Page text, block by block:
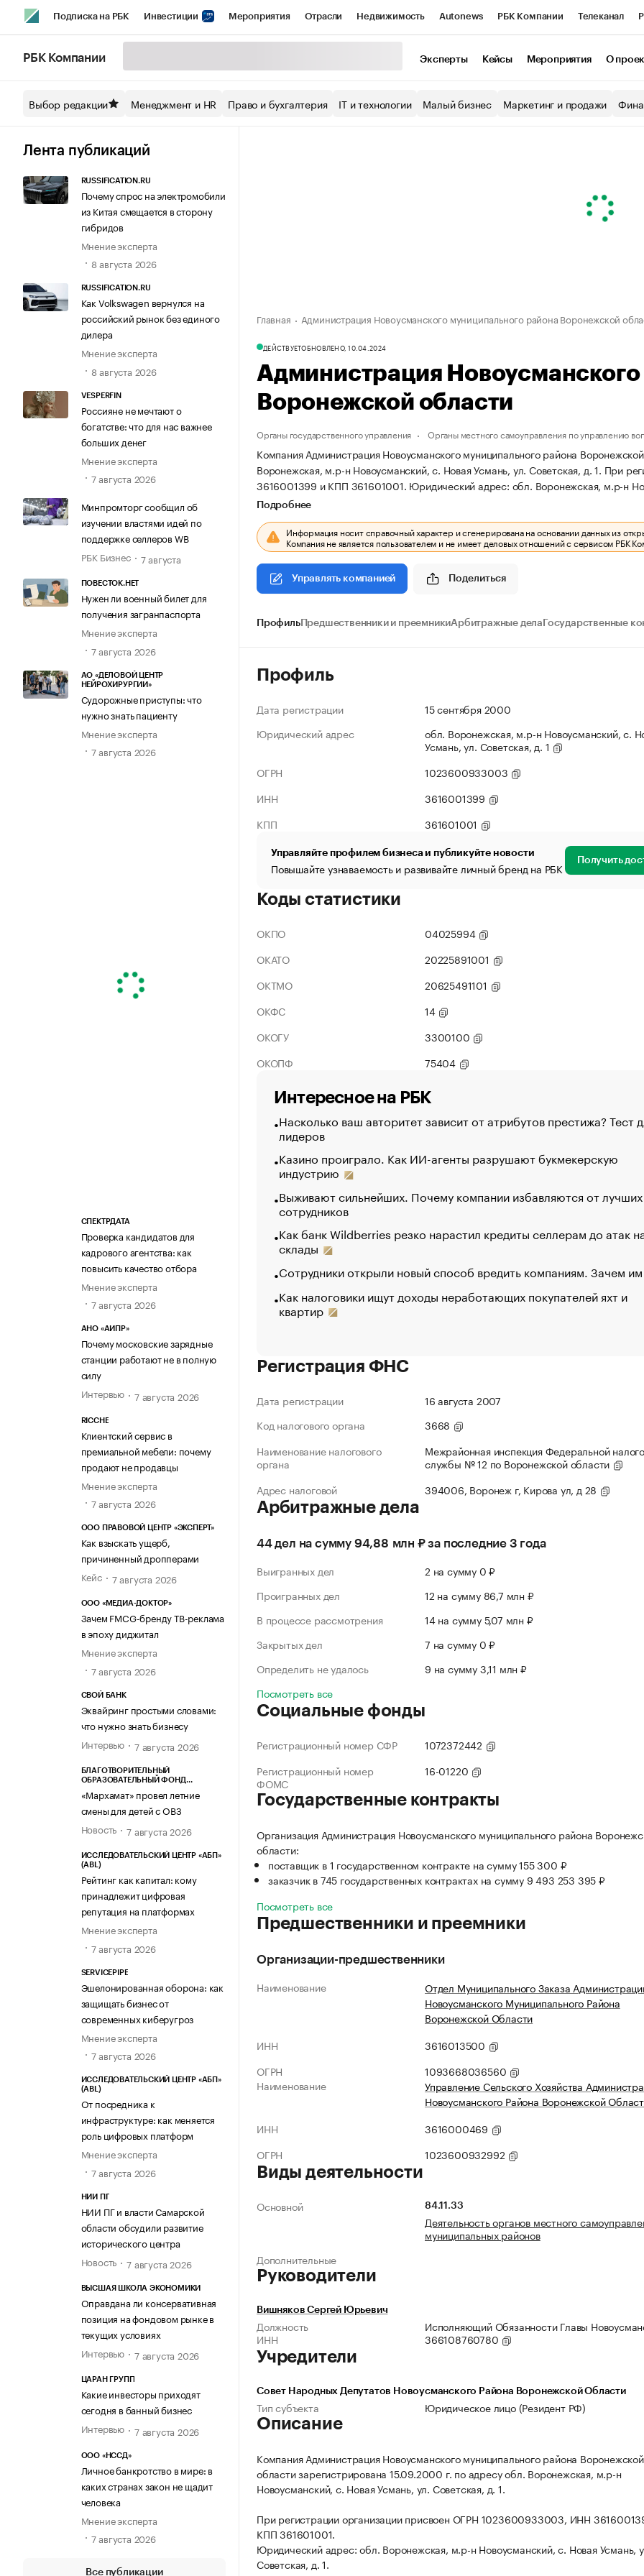
Подписка на РБК Инвестиции Мероприятия Отрасли Недвижимость Autonews РБК Компании Телеканал
Спецпроекты СПб Конференции СПб Спецпроекты Экономика Бизнес
Технологии и медиа
РБК Компании Эксперты Кейсы Мероприятия О
Выбор редакции Менеджмент и HR Право и бухгалтерия IT и технологии Малый бизнес Маркетинг и продажи
Лента публикаций
RUSSIFICATION.RU
Почему спрос на электромобили
из Китая смещается в сторону
гибридов
Мнение эксперта
8 августа 2026
RUSSIFICATION.RU
Как Volkswagen вернулся на
российский рынок без единого
дилера
Мнение эксперта
8 августа 2026
VESPERFIN
Россияне не мечтают о
богатстве: что для нас важнее
больших денег
Мнение эксперта
7 августа 2026
Минпромторг сообщил об
изучении властями идей по
поддержке селлеров WB
РБК Бизнес
7 августа
ПОВЕСТОК.НЕТ
Нужен ли военный билет для
получения загранпаспорта
Мнение эксперта
7 августа 2026
АО «ДЕЛОВОЙ ЦЕНТР
НЕЙРОХИРУРГИИ»
Судорожные приступы: что
нужно знать пациенту
Мнение эксперта
7 августа 2026
СПЕКТРДАТА
Проверка кандидатов для
кадрового агентства: как
повысить качество отбора
Мнение эксперта
7 августа 2026
АНО «АИПР»
Почему московские зарядные
станции работают не в полную
силу
Интервью
7 августа 2026
RICCHE
Клиентский сервис в
премиальной мебели: почему
продают не продавцы
Мнение эксперта
7 августа 2026
ООО ПРАВОВОЙ ЦЕНТР «ЭКСПЕРТ»
Как взыскать ущерб,
причиненный дропперами
Кейс
7 августа 2026
ООО «МЕДИА-ДОКТОР»
Зачем FMCG-бренду ТВ-реклама
в эпоху диджитал
Мнение эксперта
7 августа 2026
СВОЙ БАНК
Эквайринг простыми словами:
что нужно знать бизнесу
Интервью
7 августа 2026
БЛАГОТВОРИТЕЛЬНЫЙ
ОБРАЗОВАТЕЛЬНЫЙ ФОНД
«Мархамат» провел летние
смены для детей с ОВЗ
Новость
7 августа 2026
ИССЛЕДОВАТЕЛЬСКИЙ ЦЕНТР «АБП»
(ABL)
Рейтинг как капитал: кому
принадлежит цифровая
репутация на платформах
Мнение эксперта
7 августа 2026
SERVICEPIPE
Эшелонированная оборона: как
защищать бизнес от
современных киберугроз
Мнение эксперта
7 августа 2026
ИССЛЕДОВАТЕЛЬСКИЙ ЦЕНТР «АБП»
(ABL)
От посредника к
инфраструктуре: как меняется
роль цифровых платформ
Мнение эксперта
7 августа 2026
НИИ ПГ
НИИ ПГ и власти Самарской
области обсудили развитие
исторического центра
Новость
7 августа 2026
ВЫСШАЯ ШКОЛА ЭКОНОМИКИ
Оправдана ли консервативная
позиция на фондовом рынке в
текущих условиях
Интервью
7 августа 2026
ЦАРАН ГРУПП
Какие инвесторы приходят
сегодня в банный бизнес
Интервью
7 августа 2026
ООО «НССД»
Личное банкротство в мире: в
каких странах закон не щадит
человека
Мнение эксперта
7 августа 2026
Все публикации
Главная Администрация Новоусманского муниципального района Воронежской
ДЕЙСТВУЕТОБНОВЛЕНО, 10.04.2024
Администрация
Воронежской области
Органы государственного управления Органы местного самоуправления по управлению
Компания Администрация Новоусманского муниципального района
Воронежская, м.р-н Новоусманский, с. Новая Усмань, ул. Советская, д. 1. При
3616001399 и КПП 361601001. Юридический адрес: обл. Воронежская, м.р-н
Подробнее
Информация носит справочный характер и сгенерирована на основании данных из
Компания не является пользователем и не имеет деловых отношений с сервисом РБК
Управлять компанией Поделиться
ПрофильПредшественники и преемникиАрбитражные дела Государственные
Профиль
Дата регистрации
15 сентября 2000
Юридический адрес
обл. Воронежская, м.р-н Новоусманский, с.
Усмань, ул. Советская, д. 1
ОГРН
1023600933003
ИНН
3616001399
КПП
361601001
Управляйте профилем бизнеса и публикуйте новости
Повышайте узнаваемость и развивайте личный бренд на РБК Получить
Коды статистики
ОКПО
04025994
ОКАТО
20225891001
ОКТМО
20625491101
ОКФС
14
ОКОГУ
3300100
ОКОПФ
75404
Интересное на РБК
Насколько ваш авторитет зависит от атрибутов престижа? Тест
лидеров
Казино проиграло. Как ИИ-агенты разрушают букмекерскую
индустрию
Выживают сильнейших. Почему компании избавляются от лучших
сотрудников
Как банк Wildberries резко нарастил кредиты селлерам до атак
склады
Сотрудники открыли новый способ вредить компаниям. Зачем
Как налоговики ищут доходы неработающих покупателей яхт и
квартир
Регистрация ФНС
Дата регистрации
16 августа 2007
Код налогового органа
3668
Наименование налогового
органа
Межрайонная инспекция Федеральной
службы № 12 по Воронежской области
Адрес налоговой
394006, Воронеж г, Кирова ул, д 28
Арбитражные дела
44 дел на сумму 94,88 млн ₽ за последние 3 года
Выигранных дел
2 на сумму 0 ₽
Проигранных дел
12 на сумму 86,7 млн ₽
В процессе рассмотрения
14 на сумму 5,07 млн ₽
Закрытых дел
7 на сумму 0 ₽
Определить не удалось
9 на сумму 3,11 млн ₽
Посмотреть все
Социальные фонды
Регистрационный номер СФР
1072372442
Регистрационный номер
ФОМС
16-01220
Государственные контракты
Организация Администрация Новоусманского муниципального района
области:
поставщик в 1 государственном контракте на сумму 155 300 ₽
заказчик в 745 государственных контрактах на сумму 9 493 253 395 ₽
Посмотреть все
Предшественники и преемники
Организации-предшественники
Наименование
Отдел Муниципального Заказа
Новоусманского Муниципального Района
Воронежской Области
ИНН
3616013500
ОГРН
1093668036560
Наименование
Управление Сельского Хозяйства
Новоусманского Района Воронежской
ИНН
3616000469
ОГРН
1023600932992
Виды деятельности
Основной 84.11.33
Деятельность органов местного
муниципальных районов
Дополнительные
Руководители
Вишняков Сергей Юрьевич
Должность
Исполняющий Обязанности Главы
ИНН
366108760780
Учредители
Совет Народных Депутатов Новоусманского Района Воронежской Области
Тип субъекта Юридическое лицо (Резидент РФ)
Описание
Компания Администрация Новоусманского муниципального района Воронежской
области зарегистрирована 15.09.2000 г. по адресу обл. Воронежская, м.р-н
Новоусманский, с. Новая Усмань, ул. Советская, д. 1.
При регистрации организации присвоен ОГРН 1023600933003, ИНН
КПП 361601001.
Юридический адрес: обл. Воронежская, м.р-н Новоусманский, с. Новая Усмань,
Советская, д. 1.